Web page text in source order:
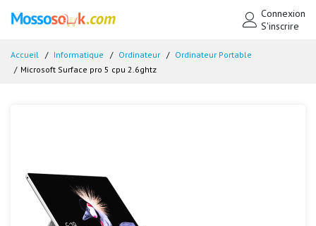
Connexion
S'inscrire
Accueil Informatique Ordinateur
Ordinateur Portable
Microsoft Surface pro 5 cpu 2.6ghtz